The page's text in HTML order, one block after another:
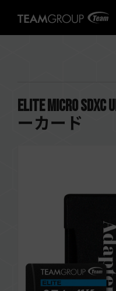
ELITE Micro
ーカード